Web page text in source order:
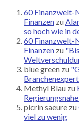
60 Finanzwelt-
Finanzen zu
so hoch wie in
60 Finanzwelt-
Finanzen zu
blue green zu
Methyl Blau zu
picrin saeure zu
viel zu wenig